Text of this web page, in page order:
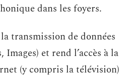
dans les foyers.
transmission de données
et rend l’accès à la
(y compris la télévision)